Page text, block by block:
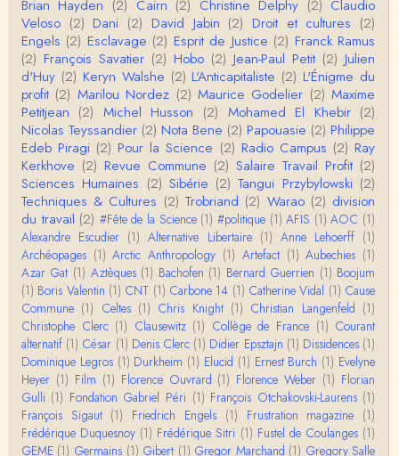
mas S. AblerUniversity of WaterlooBien que ce text
e ne comp…
roland chaudat
Merci de relever ma généralisation hâtive en ce qu
i concerne une hypothétique proportion relative e
n…
Christophe Darmangeat
Pour ce qui est des effets de la variole, ils ont en
effet été catastrophiques 'une manière géné…
Roland Chaudat
L'histoire des populations autochtones profite certai
nement de ces reconstitutions dont la visit…
Anonymous
Je viens de regarder une vidéo de Pascal Picq sur
"le blob" à l'instant. Mon premier r…
Yves Le Dantec
En effet, par "hiérarchie" j'entendais surtout ce que
tu entends dans ton second point…
Claude Julien
« Nous n’avons pas cessé, de toute évidence, d’êt
re ‘ethnocentriques’. Mais nous n’en sommes pas m
Brian Hayden (2) Cairn (2) Christine Delphy (2) Claudio
Veloso (2) Dani (2) David Jabin (2) Droit et cultures (2)
Engels (2) Esclavage (2) Esprit de Justice (2) Franck Ramus
(2) François Savatier (2) Hobo (2) Jean-Paul Petit (2) Julien
d'Huy (2) Keryn Walshe (2) L'Anticapitaliste (2) L'Énigme du
profit (2) Marilou Nordez (2) Maurice Godelier (2) Maxime
Petitjean (2) Michel Husson (2) Mohamed El Khebir (2)
Nicolas Teyssandier (2) Nota Bene (2) Papouasie (2) Philippe
Edeb Piragi (2) Pour la Science (2) Radio Campus (2) Ray
Kerkhove (2) Revue Commune (2) Salaire Travail Profit (2)
Sciences Humaines (2) Sibérie (2) Tangui Przybylowski (2)
Techniques & Cultures (2) Trobriand (2) Warao (2) division
du travail (2) #Fête de la Science (1) #politique (1) AFIS (1) AOC (1)
Alexandre Escudier (1) Alternative Libertaire (1) Anne Lehoerff (1)
Archéopages (1) Arctic Anthropology (1) Artefact (1) Aubechies (1)
Azar Gat (1) Aztèques (1) Bachofen (1) Bernard Guerrien (1) Boojum
(1) Boris Valentin (1) CNT (1) Carbone 14 (1) Catherine Vidal (1) Cause
Commune (1) Celtes (1) Chris Knight (1) Christian Langenfeld (1)
Christophe Clerc (1) Clausewitz (1) Collège de France (1) Courant
alternatif (1) César (1) Denis Clerc (1) Didier Epsztajn (1) Dissidences (1)
Dominique Legros (1) Durkheim (1) Elucid (1) Ernest Burch (1) Evelyne
Heyer (1) Film (1) Florence Ouvrard (1) Florence Weber (1) Florian
Gulli (1) Fondation Gabriel Péri (1) François Otchakovski-Laurens (1)
François Sigaut (1) Friedrich Engels (1) Frustration magazine (1)
Frédérique Duquesnoy (1) Frédérique Sitri (1) Fustel de Coulanges (1)
GEME (1) Germains (1) Gibert (1) Gregor Marchand (1) Gregory Salle